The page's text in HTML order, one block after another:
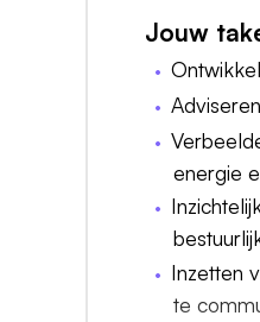
Jouw
energie
Inzetten
te